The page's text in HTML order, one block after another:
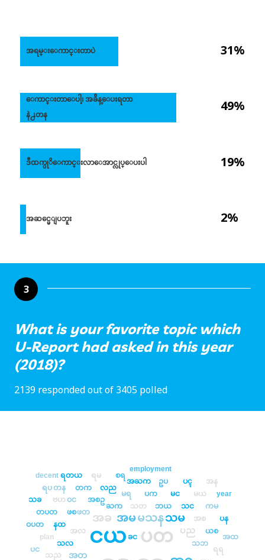
31%
49%
19%
2%
အရမ္းေကာင္းတာပဲ
ေကာင္းတာေပါ့၊ အခ်ိန္ေပးရတာ
နဲ႕တန
ဒီထက္ပုိေကာင္းလာေအာင္လုပ္ေပးပါ
အဆင္မေျပဘူး
3
What is your favorite topic which
U-Report had asked in this year
(2018)?
2139 responded out of 3405 polled
ငယ ပတ
အခ မသန
အမ သမ
ပည
အတ
ခင
အလ
ဖတ
ႀက သတ ဘယ သင
အစ
သဘ
ဖစ
သလ
ဝင အစဥ
နထ
ဗဟ
မရ ပက မင မယ
ကမ
ယစ
သည
တန တက လည
ရရ
တပတ
အႀက
plan
ရပ
ဥပ ပၚ အန
year
ပန
decent ရတယ ရမ
အထ
စရ
employment
ပင
ဝပတ
သခ